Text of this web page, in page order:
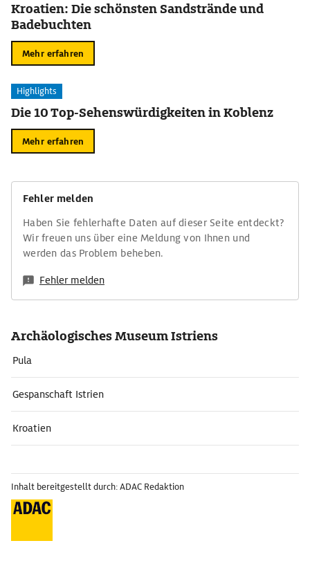
Kroatien: Die schönsten Sandstrände und
Badebuchten
Mehr erfahren
Highlights
Die 10 Top-Sehenswürdigkeiten in Koblenz
Mehr erfahren
Fehler melden
Haben Sie fehlerhafte Daten auf dieser Seite entdeckt?
Wir freuen uns über eine Meldung von Ihnen und
werden das Problem beheben.
Fehler melden
Archäologisches Museum Istriens
Pula
Gespanschaft Istrien
Kroatien
Inhalt bereitgestellt durch: ADAC Redaktion